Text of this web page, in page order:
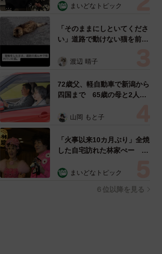
めらい 「痛いほど伝わる」
まいどなトピック
「そのままにしといてくださ
い」道路で動けない猫を前に
ようとした4日間 「命の重
表の訴え
渡辺 晴子
72歳父、軽自動車で新潟から
四国まで 65歳の母と2人で
憩まで分刻み… 「大学生で
山岡 もと子
「火事以来10カ月ぶり」全焼
した自宅訪れた林家ぺー 内
ン状態の部屋に呆然
まいどなトピック
６位以降を見る